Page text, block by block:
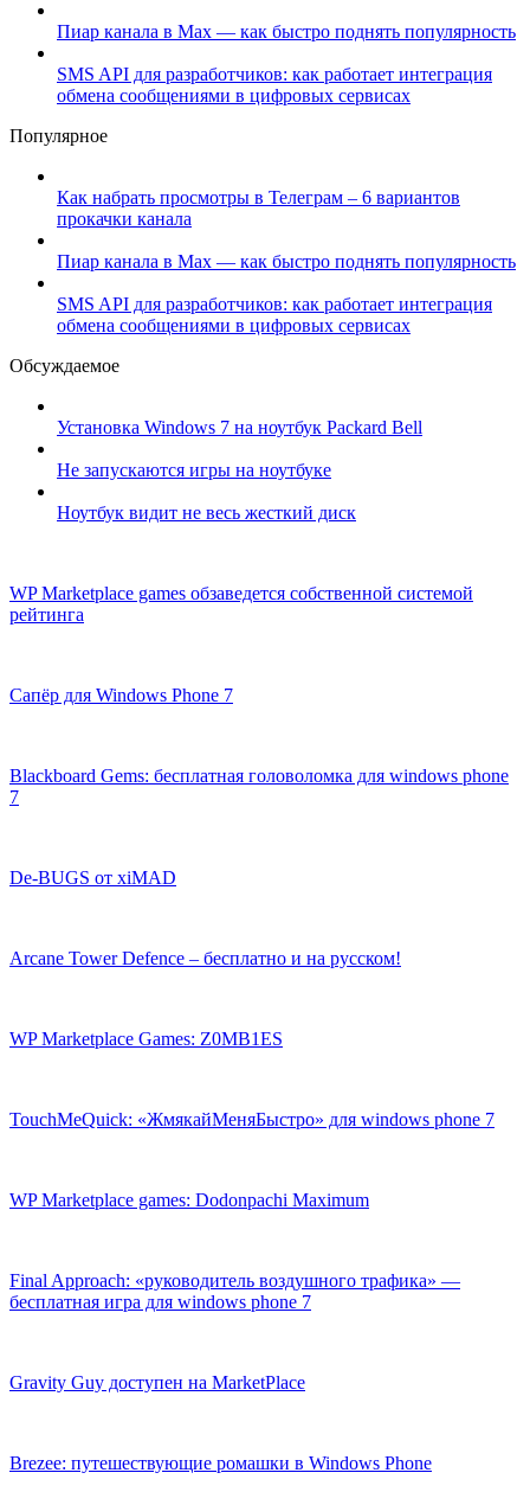
Пиар канала в Max — как быстро поднять популярность
SMS API для разработчиков: как работает интеграция
обмена сообщениями в цифровых сервисах
Популярное
Как набрать просмотры в Телеграм – 6 вариантов
прокачки канала
Пиар канала в Max — как быстро поднять популярность
SMS API для разработчиков: как работает интеграция
обмена сообщениями в цифровых сервисах
Обсуждаемое
Установка Windows 7 на ноутбук Packard Bell
Не запускаются игры на ноутбуке
Ноутбук видит не весь жесткий диск
WP Marketplace games обзаведется собственной системой
рейтинга
Сапёр для Windows Phone 7
Blackboard Gems: бесплатная головоломка для windows phone
7
De-BUGS от xiMAD
Arcane Tower Defence – бесплатно и на русском!
WP Marketplace Games: Z0MB1ES
TouchMeQuick: «ЖмякайМеняБыстро» для windows phone 7
WP Marketplace games: Dodonpachi Maximum
Final Approach: «руководитель воздушного трафика» —
бесплатная игра для windows phone 7
Gravity Guy доступен на MarketPlace
Brezee: путешествующие ромашки в Windows Phone